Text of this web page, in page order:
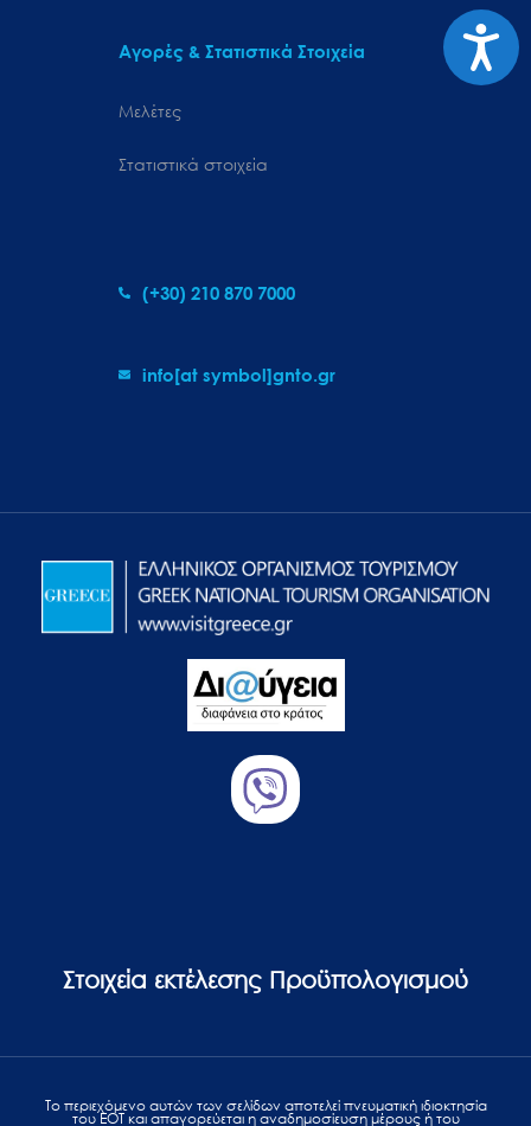
Αγορές & Στατιστικά Στοιχεία
Μελέτες
Στατιστικά στοιχεία
(+30) 210 870 7000
info[at symbol]gnto.gr
Στοιχεία εκτέλεσης Προϋπολογισμού
Το περιεχόμενο αυτών των σελίδων αποτελεί πvευματική ιδιοκτησία
του ΕΟΤ και απαγορεύεται η αναδημοσίευση μέρους ή του